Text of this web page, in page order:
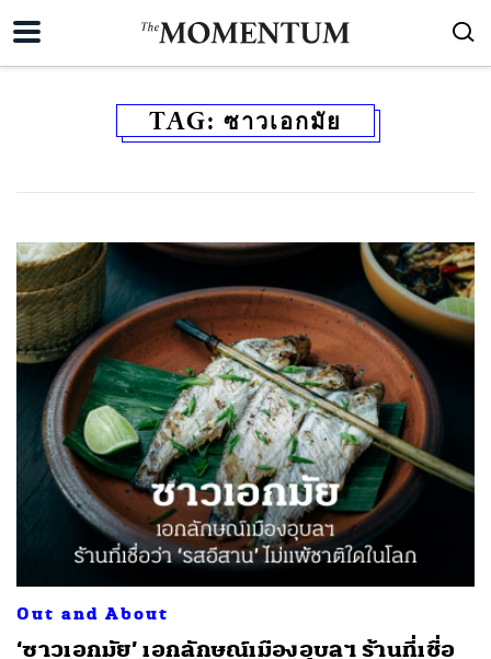
TAG: ซาวเอกมัย
Out and About
‘ซาวเอกมัย’ เอกลักษณ์เมืองอุบลฯ ร้านที่เชื่อ